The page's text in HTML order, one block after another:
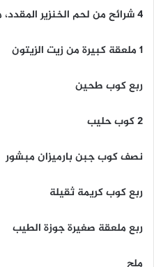
4 شرائح من لحم الخنزير المقدد، مطبوخة ومفرومة
1 ملعقة كبيرة من زيت الزيتون
ربع كوب طحين
2 كوب حليب
نصف كوب جبن بارميزان مبشور
ربع كوب كريمة ثقيلة
ربع ملعقة صغيرة جوزة الطيب